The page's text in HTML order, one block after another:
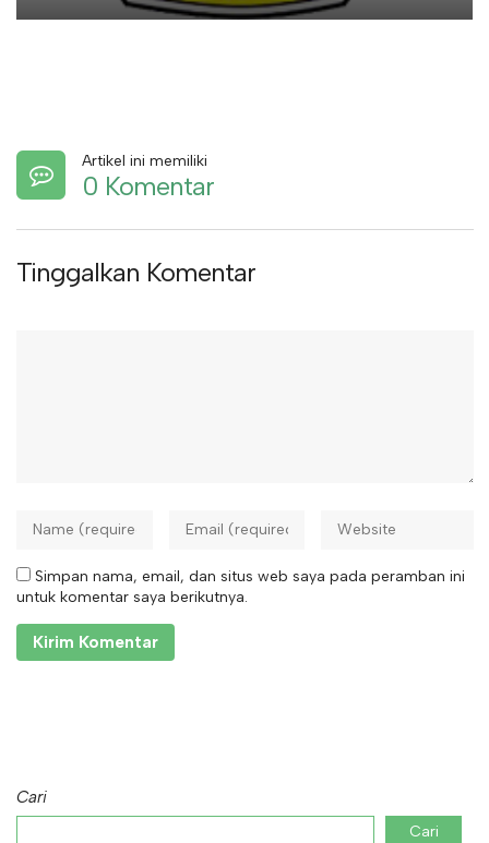
Artikel ini memiliki
0 Komentar
Tinggalkan Komentar
Simpan nama, email, dan situs web saya pada peramban ini
untuk komentar saya berikutnya.
Cari
Cari